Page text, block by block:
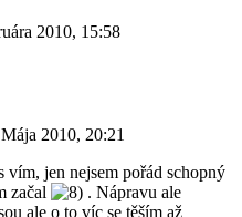
2010, 15:58
2010, 20:21
vím, jen nejsem pořád schopný
začal
. Nápravu ale
ale o to víc se těším až